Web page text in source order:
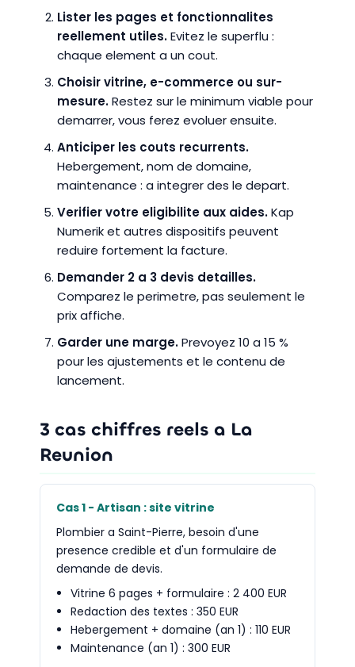
Lister les pages et fonctionnalites
reellement utiles.Evitez le superflu :
chaque element a un cout.
Choisir vitrine, e-commerce ou sur-
mesure.Restez sur le minimum viable pour
demarrer, vous ferez evoluer ensuite.
Anticiper les couts recurrents.
Hebergement, nom de domaine,
maintenance : a integrer des le depart.
Verifier votre eligibilite aux aides.Kap
Numerik et autres dispositifs peuvent
reduire fortement la facture.
Demander 2 a 3 devis detailles.
Comparez le perimetre, pas seulement le
prix affiche.
Garder une marge.Prevoyez 10 a 15 %
pour les ajustements et le contenu de
lancement.
3 cas chiffres reels a La
Reunion
Cas 1 - Artisan : site vitrine
Plombier a Saint-Pierre, besoin d'une
presence credible et d'un formulaire de
demande de devis.
Vitrine 6 pages + formulaire : 2 400 EUR
Redaction des textes : 350 EUR
Hebergement + domaine (an 1) : 110 EUR
Maintenance (an 1) : 300 EUR